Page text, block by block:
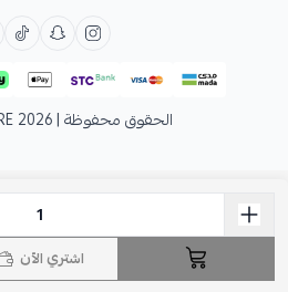
اشتري الآن
الحقوق محفوظة | 2026